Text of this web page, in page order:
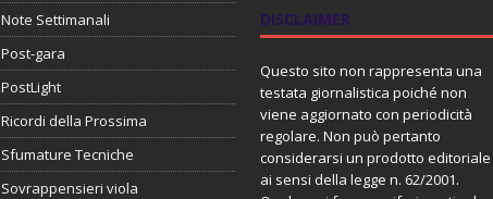
Note Settimanali
Post-gara
PostLight
Ricordi della Prossima
Sfumature Tecniche
Sovrappensieri viola
DISCLAIMER
Questo sito non rappresenta una
testata giornalistica poiché non
viene aggiornato con periodicità
regolare. Non può pertanto
considerarsi un prodotto editoriale
ai sensi della legge n. 62/2001.